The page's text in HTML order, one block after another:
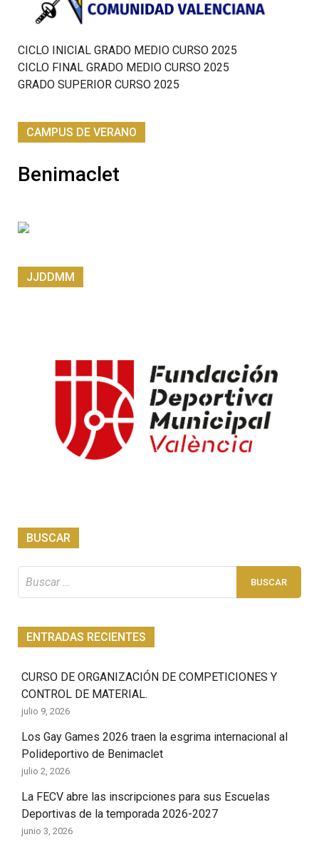
CICLO INICIAL GRADO MEDIO CURSO 2025
CICLO FINAL GRADO MEDIO CURSO 2025
GRADO SUPERIOR CURSO 2025
CAMPUS DE VERANO
Benimaclet
JJDDMM
BUSCAR
ENTRADAS RECIENTES
CURSO DE ORGANIZACIÓN DE COMPETICIONES Y
CONTROL DE MATERIAL.
julio 9, 2026
Los Gay Games 2026 traen la esgrima internacional al
Polideportivo de Benimaclet
julio 2, 2026
La FECV abre las inscripciones para sus Escuelas
Deportivas de la temporada 2026-2027
junio 3, 2026